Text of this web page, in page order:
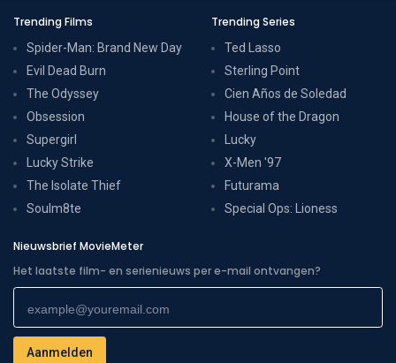
Trending Films
Spider-Man: Brand New Day
Evil Dead Burn
The Odyssey
Obsession
Supergirl
Lucky Strike
The Isolate Thief
Soulm8te
Trending Series
Ted Lasso
Sterling Point
Cien Años de Soledad
House of the Dragon
Lucky
X-Men '97
Futurama
Special Ops: Lioness
Nieuwsbrief MovieMeter
Het laatste film- en serienieuws per e-mail ontvangen?